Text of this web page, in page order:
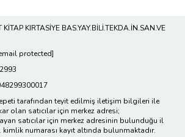
KIRTASİYE BAS.YAY.BİLİ.TEKDA.İN.SAN.VE
protected]
tarafından teyit edilmiş iletişim bilgileri ile
olan satıcılar için merkez adresi;
satıcılar için merkez adresinin bulunduğu il
numarası kayıt altında bulunmaktadır.